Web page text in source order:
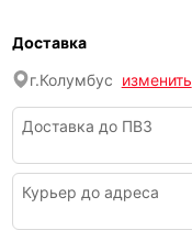
Доставка
г.Колумбус изменить
Доставка до ПВЗ
Курьер до адреса